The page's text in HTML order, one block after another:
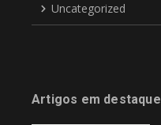
Uncategorized
Artigos em destaque